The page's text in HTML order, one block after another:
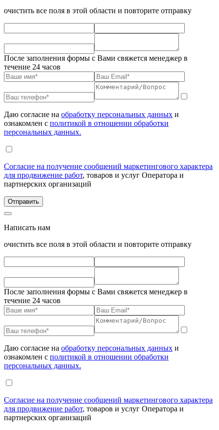
очистить все поля в этой области и повторите отправку
После заполнения формы с Вами свяжется менеджер в
течение 24 часов
Даю согласие на обработку персональных данных и
ознакомлен с политикой в отношении обработки
персональных данных.
Согласие на получение сообщений маркетингового характера
для продвижение работ, товаров и услуг Оператора и
партнерских организаций
Написать нам
очистить все поля в этой области и повторите отправку
После заполнения формы с Вами свяжется менеджер в
течение 24 часов
Даю согласие на обработку персональных данных и
ознакомлен с политикой в отношении обработки
персональных данных.
Согласие на получение сообщений маркетингового характера
для продвижение работ, товаров и услуг Оператора и
партнерских организаций